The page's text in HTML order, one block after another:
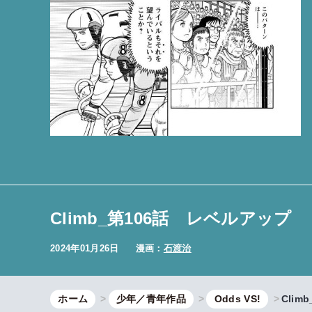
Climb_第106話 レベルアップ
2024年01月26日 漫画： 石渡治
ホーム 少年／青年作品 Odds VS!